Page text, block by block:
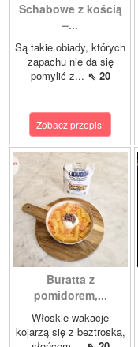
Schabowe z kością
–...
Są takie obiady, których
zapachu nie da się
pomylić z... ⇖ 20
Zobacz przepis!
Buratta z
pomidorem,...
Włoskie wakacje
kojarzą się z beztroską,